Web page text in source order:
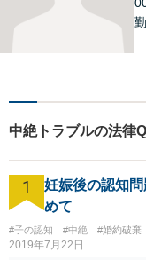
中絶トラブルの法律
1
妊娠後の認知
めて
#子の認知 #中絶 #婚約破棄
2019年7月22日